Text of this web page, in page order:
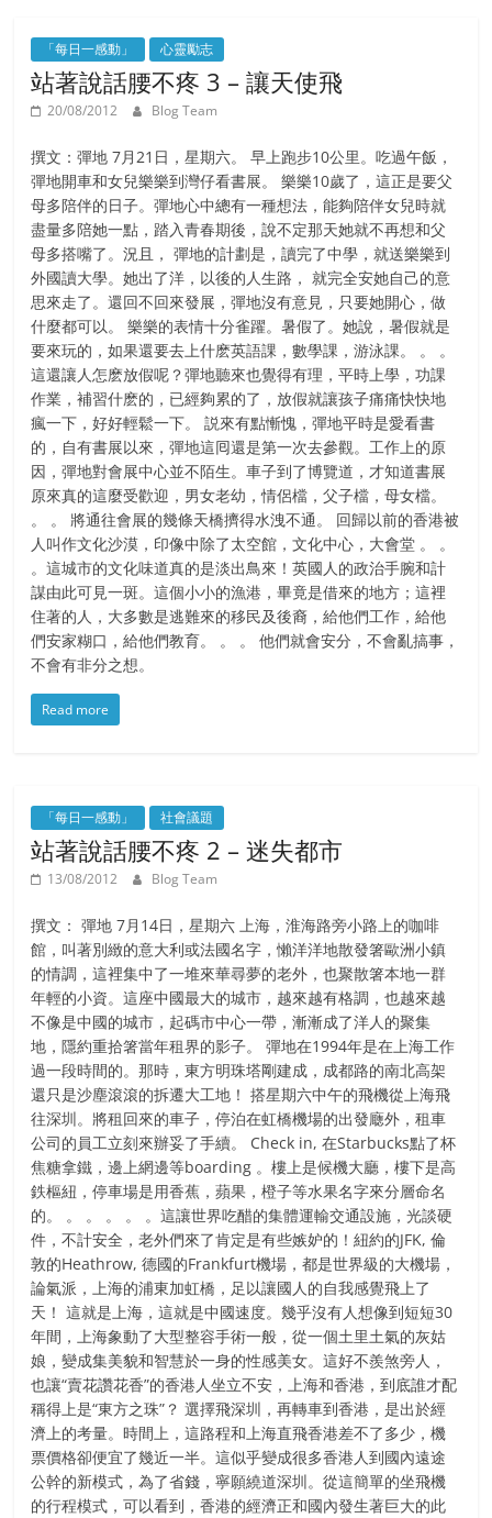
「每日一感動」 心靈勵志
站著說話腰不疼 3 – 讓天使飛
20/08/2012 Blog Team
撰文：彈地 7月21日，星期六。 早上跑步10公里。吃過午飯，
彈地開車和女兒樂樂到灣仔看書展。 樂樂10歲了，這正是要父
母多陪伴的日子。彈地心中總有一種想法，能夠陪伴女兒時就
盡量多陪她一點，踏入青春期後，說不定那天她就不再想和父
母多搭嘴了。況且， 彈地的計劃是，讀完了中學，就送樂樂到
外國讀大學。她出了洋，以後的人生路， 就完全安她自己的意
思來走了。還回不回來發展，彈地沒有意見，只要她開心，做
什麼都可以。 樂樂的表情十分雀躍。暑假了。她說，暑假就是
要來玩的，如果還要去上什麽英語課，數學課，游泳課。 。 。
這還讓人怎麽放假呢？彈地聽來也覺得有理，平時上學，功課
作業，補習什麽的，已經夠累的了，放假就讓孩子痛痛快快地
瘋一下，好好輕鬆一下。 説來有點慚愧，彈地平時是愛看書
的，自有書展以來，彈地這囘還是第一次去參觀。工作上的原
因，彈地對會展中心並不陌生。車子到了博覽道，才知道書展
原來真的這麼受歡迎，男女老幼，情侶檔，父子檔，母女檔。
。 。 將通往會展的幾條天橋擠得水洩不通。 回歸以前的香港被
人叫作文化沙漠，印像中除了太空館，文化中心，大會堂 。 。
。這城市的文化味道真的是淡出鳥來！英國人的政治手腕和計
謀由此可見一斑。這個小小的漁港，畢竟是借來的地方；這裡
住著的人，大多數是逃難來的移民及後裔，給他們工作，給他
們安家糊口，給他們教育。 。 。 他們就會安分，不會亂搞事，
不會有非分之想。
Read more
「每日一感動」 社會議題
站著說話腰不疼 2 – 迷失都市
13/08/2012 Blog Team
撰文： 彈地 7月14日，星期六 上海，淮海路旁小路上的咖啡
館，叫著別緻的意大利或法國名字，懶洋洋地散發箸歐洲小鎮
的情調，這裡集中了一堆來華尋夢的老外，也聚散箸本地一群
年輕的小資。這座中國最大的城市，越來越有格調，也越來越
不像是中國的城市，起碼市中心一帶，漸漸成了洋人的聚集
地，隱約重拾箸當年租界的影子。 彈地在1994年是在上海工作
過一段時間的。那時，東方明珠塔剛建成，成都路的南北高架
還只是沙塵滾滾的拆遷大工地！ 搭星期六中午的飛機從上海飛
往深圳。將租回來的車子，停泊在虹橋機場的出發廰外，租車
公司的員工立刻來辦妥了手續。 Check in, 在Starbucks點了杯
焦糖拿鐵，邊上網邊等boarding 。樓上是候機大廳，樓下是高
鉄樞紐，停車場是用香蕉，蘋果，橙子等水果名字來分層命名
的。 。 。 。 。 。這讓世界吃醋的集體運輸交通設施，光談硬
件，不計安全，老外們來了肯定是有些嫉妒的！紐約的JFK, 倫
敦的Heathrow, 德國的Frankfurt機場，都是世界級的大機場，
論氣派，上海的浦東加虹橋，足以讓國人的自我感覺飛上了
天！ 這就是上海，這就是中國速度。幾乎沒有人想像到短短30
年間，上海象動了大型整容手術一般，從一個土里土氣的灰姑
娘，變成集美貌和智慧於一身的性感美女。這好不羨煞旁人，
也讓“賣花讚花香”的香港人坐立不安，上海和香港，到底誰才配
稱得上是“東方之珠”？ 選擇飛深圳，再轉車到香港，是出於經
濟上的考量。時間上，這路程和上海直飛香港差不了多少，機
票價格卻便宜了幾近一半。這似乎變成很多香港人到國內遠途
公幹的新模式，為了省錢，寧願繞道深圳。從這簡單的坐飛機
的行程模式，可以看到，香港的經濟正和國內發生著巨大的此